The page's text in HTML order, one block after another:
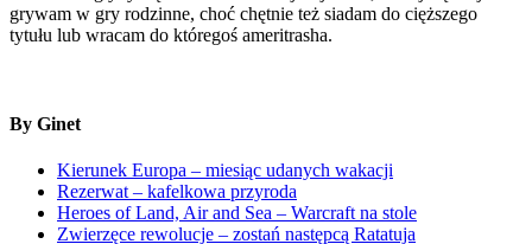
grywam w gry rodzinne, choć chętnie też siadam do cięższego
tytułu lub wracam do któregoś ameritrasha.
By Ginet
Kierunek Europa – miesiąc udanych wakacji
Rezerwat – kafelkowa przyroda
Heroes of Land, Air and Sea – Warcraft na stole
Zwierzęce rewolucje – zostań następcą Ratatuja